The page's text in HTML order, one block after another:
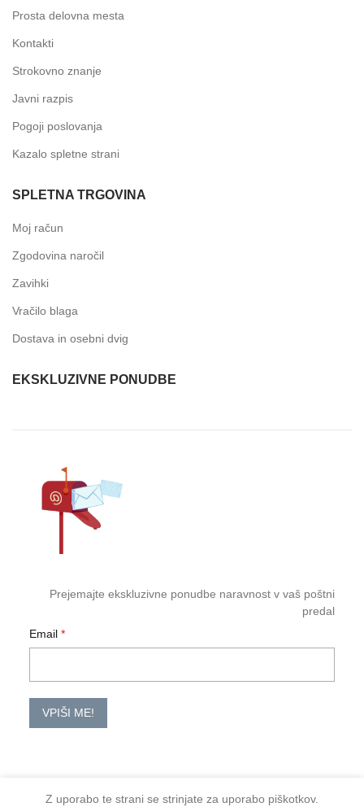
Prosta delovna mesta
Kontakti
Strokovno znanje
Javni razpis
Pogoji poslovanja
Kazalo spletne strani
SPLETNA TRGOVINA
Moj račun
Zgodovina naročil
Zavihki
Vračilo blaga
Dostava in osebni dvig
EKSKLUZIVNE PONUDBE
Prejemajte ekskluzivne ponudbe naravnost v vaš poštni
predal
Email
VPIŠI ME!
2026 TM-HoReCa
Z uporabo te strani se strinjate za uporabo piškotkov.